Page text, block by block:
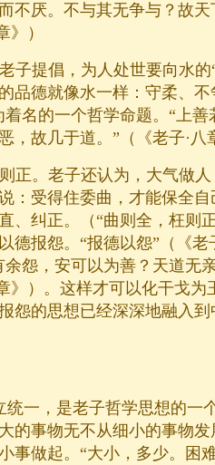
不厌。不与其无争与？故天
》）
提倡，为人处世要向水的
品德就像水一样：守柔、不
名的一个哲学命题。“上善
，故几于道。”（《老子·八
。老子还认为，大气做人
：受得住委曲，才能保全
、纠正。（“曲则全，枉则
德报怨。“报德以怨”（《老
怨，安可以为善？天道无
》）。这样才可以化干戈为
怨的思想已经深深地融入
一，是老子哲学思想的一
的事物无不从细小的事物发
事做起。“大小，多少。困